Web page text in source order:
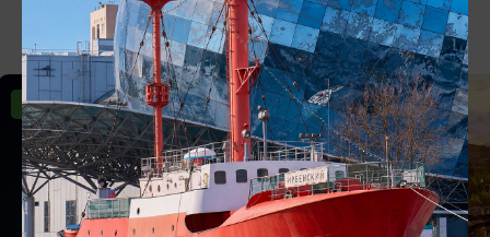
ВОЗМОЖНО ВАС ЗАИНТЕРЕСУЕТ